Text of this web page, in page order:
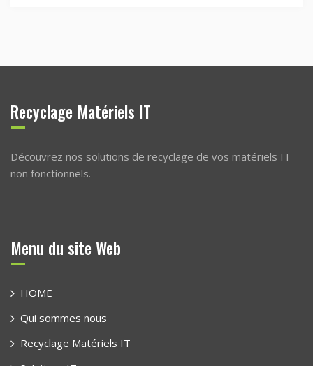
Recyclage Matériels IT
Découvrez nos solutions de recyclage de vos matériels IT
non fonctionnels.
Menu du site Web
HOME
Qui sommes nous
Recyclage Matériels IT